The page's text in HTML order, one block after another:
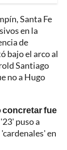
Santa Fe
en la
de
bajo el arco al
Santiago
no a Hugo
concretar fue
puso a
en